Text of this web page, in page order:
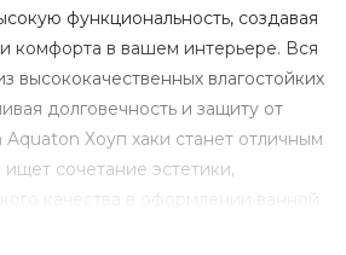
функциональность, создавая
комфорта в вашем интерьере. Вся
высококачественных влагостойких
долговечность и защиту от
Хоуп хаки станет отличным
сочетание эстетики,
качества в оформлении ванной